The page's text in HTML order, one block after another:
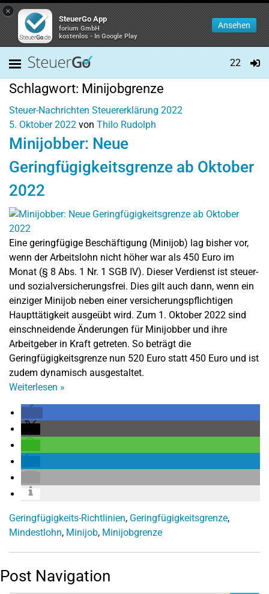
×
SteuerGo App
forium GmbH
kostenlos - In Google Play
Ansehen
22
Schlagwort: Minijobgrenze
Steuer-Nachrichten Steuererklärung 2022
5. Oktober 2022 von Thilo Rudolph
Minijobber: Neue
Geringfügigkeitsgrenze ab Oktober
2022
Eine geringfügige Beschäftigung (Minijob) lag bisher vor,
wenn der Arbeitslohn nicht höher war als 450 Euro im
Monat (§ 8 Abs. 1 Nr. 1 SGB IV). Dieser Verdienst ist steuer-
und sozialversicherungsfrei. Dies gilt auch dann, wenn ein
einziger Minijob neben einer versicherungspflichtigen
Haupttätigkeit ausgeübt wird. Zum 1. Oktober 2022 sind
einschneidende Änderungen für Minijobber und ihre
Arbeitgeber in Kraft getreten. So beträgt die
Geringfügigkeitsgrenze nun 520 Euro statt 450 Euro und ist
zudem dynamisch ausgestaltet.
Weiterlesen »
Geringfügigkeits-Richtlinien, Geringfügigkeitsgrenze,
Mindestlohn, Minijob, Minijobgrenze
Post Navigation